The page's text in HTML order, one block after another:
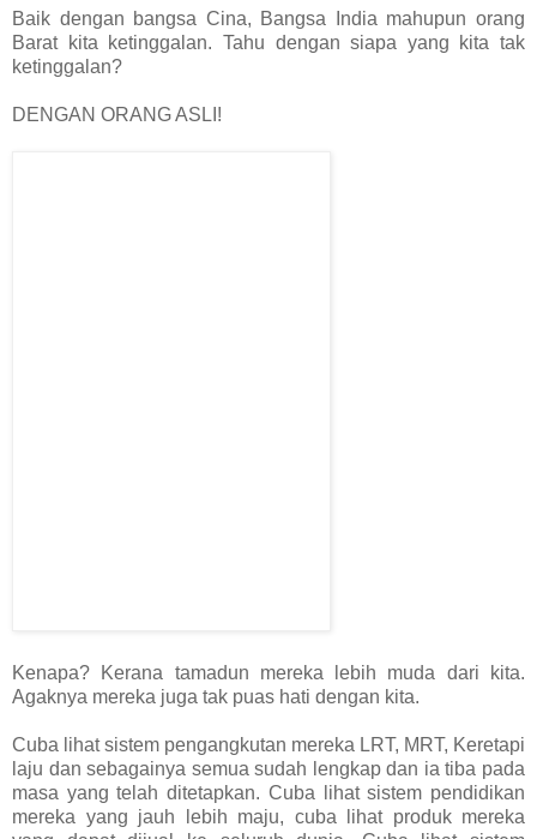
Baik dengan bangsa Cina, Bangsa India mahupun orang
Barat kita ketinggalan. Tahu dengan siapa yang kita tak
ketinggalan?
DENGAN ORANG ASLI!
Kenapa? Kerana tamadun mereka lebih muda dari kita.
Agaknya mereka juga tak puas hati dengan kita.
Cuba lihat sistem pengangkutan mereka LRT, MRT, Keretapi
laju dan sebagainya semua sudah lengkap dan ia tiba pada
masa yang telah ditetapkan. Cuba lihat sistem pendidikan
mereka yang jauh lebih maju, cuba lihat produk mereka